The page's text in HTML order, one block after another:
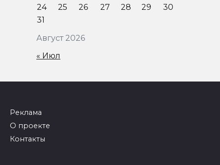
Август 2026
24
25 26 27 28 29
30
31
« Июл
Реклама
О проекте
Контакты